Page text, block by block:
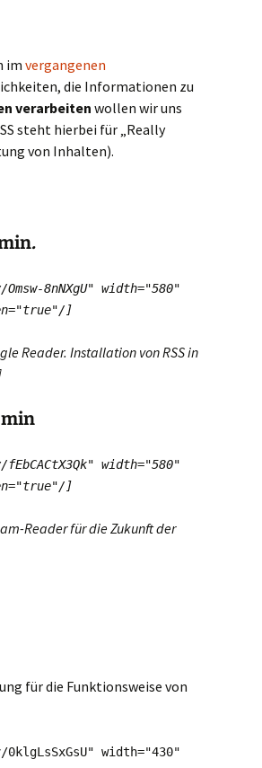
imvergangenen
die Informationen zu
verarbeitenwollen wir uns
steht hierbei für „Really
von Inhalten).
.
8nNXgU" width="580"
/]
Reader. Installation von RSS in
min
width="580"
/]
Reader für die Zukunft der
für die Funktionsweise von
width="430"